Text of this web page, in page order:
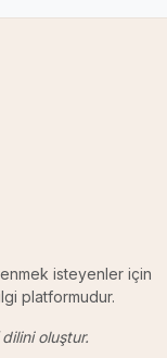
isteyenler için
platformudur.
oluştur.